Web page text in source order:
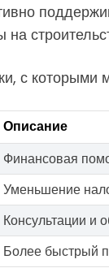
на
с которыми
Описание
Финансовая
Уменьшение
Консультации и
Более быстрый